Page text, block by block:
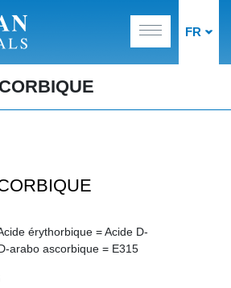
FR
érythorbique = Acide D-
arabo ascorbique = E315